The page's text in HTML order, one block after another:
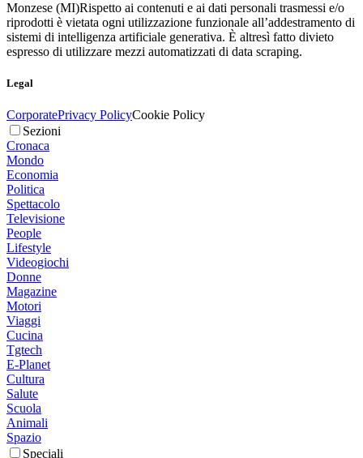
Monzese (MI)Rispetto ai contenuti e ai dati personali trasmessi e/o
riprodotti è vietata ogni utilizzazione funzionale all’addestramento di
sistemi di intelligenza artificiale generativa. È altresì fatto divieto
espresso di utilizzare mezzi automatizzati di data scraping.
Legal
CorporatePrivacy PolicyCookie Policy
Sezioni
Cronaca
Mondo
Economia
Politica
Spettacolo
Televisione
People
Lifestyle
Videogiochi
Donne
Magazine
Motori
Viaggi
Cucina
Tgtech
E-Planet
Cultura
Salute
Scuola
Animali
Spazio
Speciali